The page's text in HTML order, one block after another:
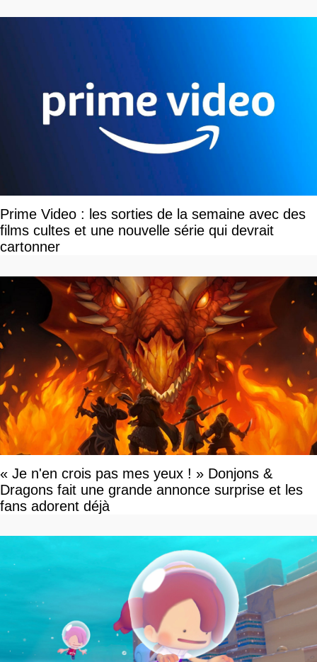
Prime Video : les sorties de la semaine avec des
films cultes et une nouvelle série qui devrait
cartonner
« Je n'en crois pas mes yeux ! » Donjons &
Dragons fait une grande annonce surprise et les
fans adorent déjà